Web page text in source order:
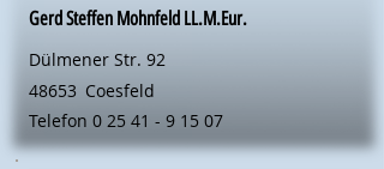
Gerd Steffen Mohnfeld LL.M.Eur.
Dülmener Str. 92
48653 Coesfeld
Telefon 0 25 41 - 9 15 07